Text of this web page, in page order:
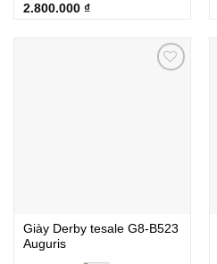
Được xếp
2.800.000 ₫
Giày Derby tesale G8-B523
Auguris